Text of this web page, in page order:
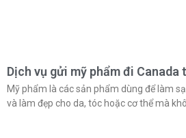
Dịch vụ gửi mỹ phẩm đi Canada
Mỹ phẩm là các sản phẩm dùng để làm
và làm đẹp cho da, tóc hoặc cơ thể mà